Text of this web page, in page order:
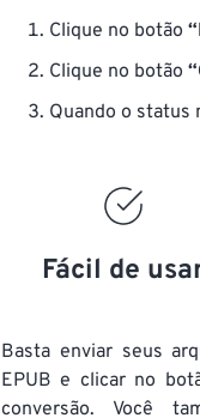
Clique no botão
Clique no botão
Quando o status
Fácil de
Basta enviar seus
EPUB e clicar no
conversão. Você